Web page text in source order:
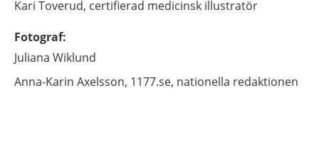
Kari Toverud, certifierad medicinsk illustratör
Fotograf:
Juliana Wiklund
Anna-Karin Axelsson, 1177.se, nationella redaktionen